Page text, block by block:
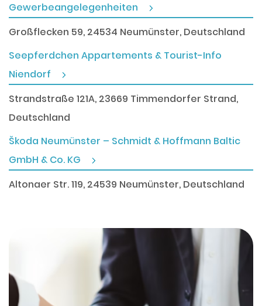
Gewerbeangelegenheiten
Großflecken 59, 24534 Neumünster, Deutschland
Seepferdchen Appartements & Tourist-Info
Niendorf
Strandstraße 121A, 23669 Timmendorfer Strand,
Deutschland
Škoda Neumünster – Schmidt & Hoffmann Baltic
GmbH & Co. KG
Altonaer Str. 119, 24539 Neumünster, Deutschland